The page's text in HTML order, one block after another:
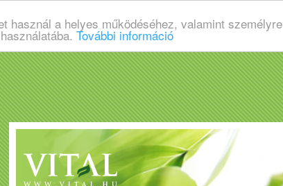
használ a helyes működéséhez, valamint
További információ